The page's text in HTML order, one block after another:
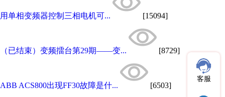
用单相变频器控制三相电机可... [15094]
（已结束）变频擂台第29期——变... [8729]
ABB ACS800出现FF30故障是什... [6503]
客服